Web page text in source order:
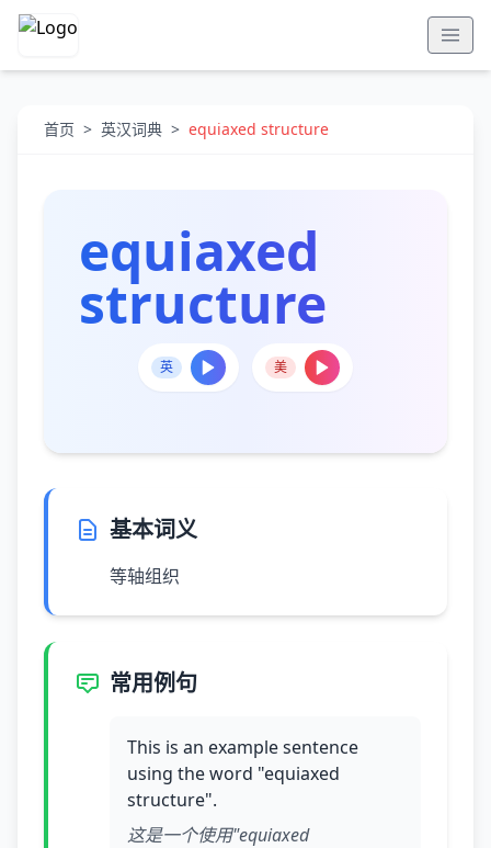
首页 > 英汉词典 > equiaxed structure
equiaxed
structure
英 美
基本词义
等轴组织
常用例句
This is an example sentence
using the word "equiaxed
structure".
这是一个使用"equiaxed